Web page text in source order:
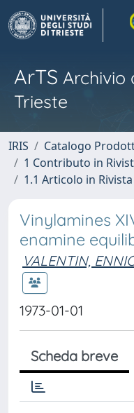
ArTS Archivio
Trieste
IRIS
Catalogo
1 Contributo in
1.1 Articolo in Rivista
Vinylamines
enamine
VALENTIN,
1973-01-01
Scheda breve